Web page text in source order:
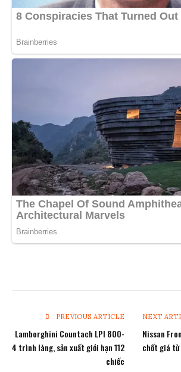
PREVIOUS ARTICLE
Lamborghini Countach LPI 800-
4 trình làng, sản xuất giới hạn 112
chiếc
NEXT
Nissan
chốt giá từ